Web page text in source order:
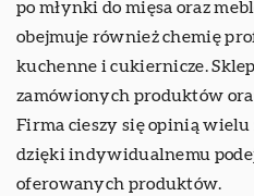
po młynki do mięsa oraz
obejmuje również chemię
kuchenne i cukiernicze.
zamówionych produktów
Firma cieszy się opinią
dzięki indywidualnemu
oferowanych produktów.